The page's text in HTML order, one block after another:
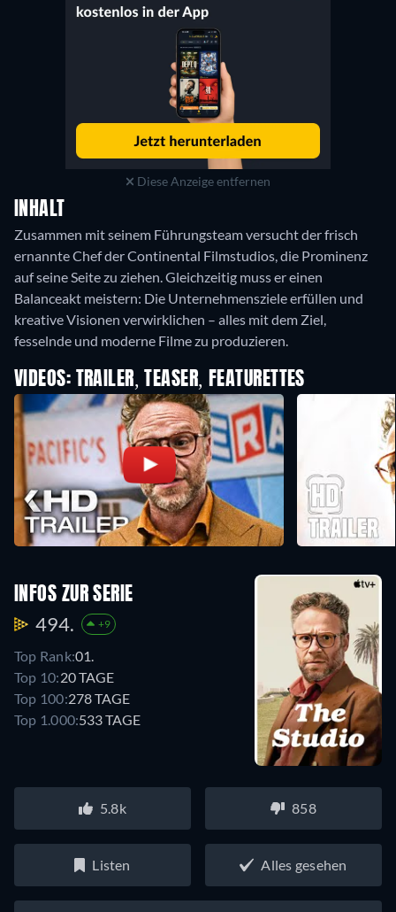
Diese Anzeige entfernen
INHALT
Zusammen mit seinem Führungsteam versucht der frisch
ernannte Chef der Continental Filmstudios, die Prominenz
auf seine Seite zu ziehen. Gleichzeitig muss er einen
Balanceakt meistern: Die Unternehmensziele erfüllen und
kreative Visionen verwirklichen – alles mit dem Ziel,
fesselnde und moderne Filme zu produzieren.
VIDEOS: TRAILER, TEASER, FEATURETTES
INFOS ZUR SERIE
494. +9
Top Rank:01.
Top 10:20 TAGE
Top 100:278 TAGE
Top 1.000:533 TAGE
5.8k 858
Listen Alles gesehen